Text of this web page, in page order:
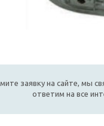
заявку на сайте, мы
ответим на все